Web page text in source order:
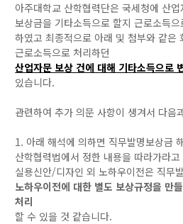
아주대학교 산학협력단은 국세청에 산업
보상금을 기타소득으로 할지 근로소득
하였고 최종적으로 아래 및 첨부와 같은
근로소득으로 처리하던
산업자문 보상 건에 대해 기타소득으로
있습니다.
관련하여 추가 의문 사항이 생겨서 다음
1. 아래 해석에 의하면 직무발명보상금
산학협력법에서 정한 내용을 따라가라
실용신안/디자인 외 노하우이전은 직무
노하우이전에 대한 별도 보상규정을 만
처리
할 수 있을 것 같습니다.